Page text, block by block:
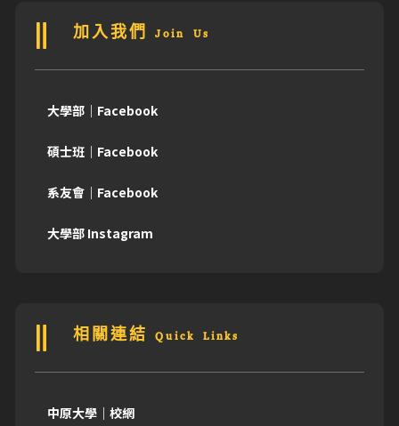
加入我們 Join Us
大學部｜Facebook
碩士班｜Facebook
系友會｜Facebook
大學部 Instagram
相關連結 Quick Links
中原大學｜校網